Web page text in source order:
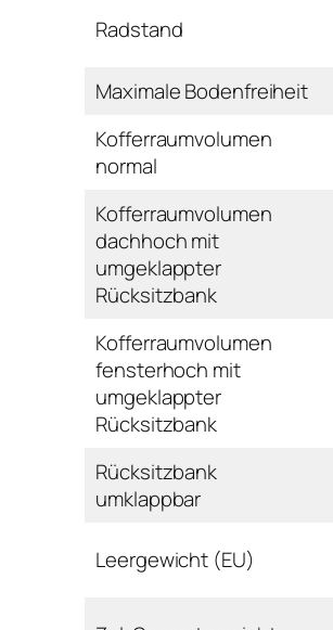
Radstand
Maximale Bodenfreiheit
Kofferraumvolumen
normal
Kofferraumvolumen
dachhoch mit
umgeklappter
Rücksitzbank
Kofferraumvolumen
fensterhoch mit
umgeklappter
Rücksitzbank
Rücksitzbank
umklappbar
Leergewicht (EU)